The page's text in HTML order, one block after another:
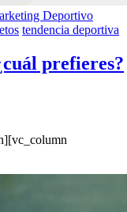
Deportivo
tendencia deportiva
prefieres?